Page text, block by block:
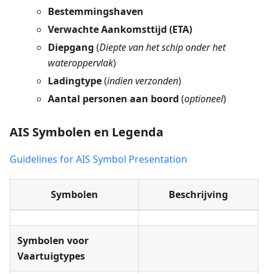
Bestemmingshaven
Verwachte Aankomsttijd (ETA)
Diepgang (Diepte van het schip onder het
wateroppervlak)
Ladingtype(indien verzonden)
Aantal personen aan boord (optioneel)
AIS Symbolen en Legenda
Guidelines for AIS Symbol Presentation
Symbolen Beschrijving
Symbolen voor
Vaartuigtypes